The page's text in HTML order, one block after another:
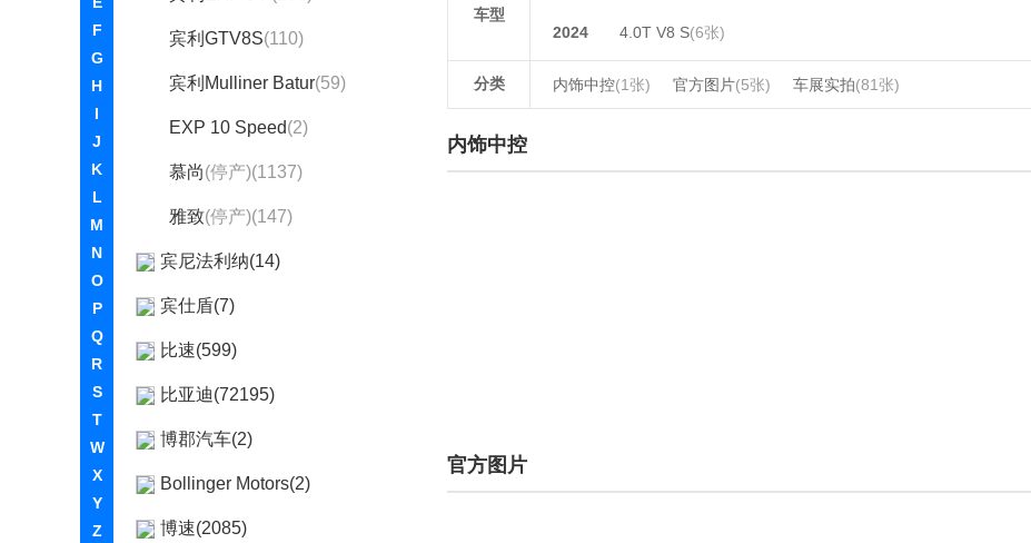
F
G
H
I
J
K
L
M
N
O
P
Q
R
S
T
W
X
Y
Z
宾利GTV8S(110)
宾利Mulliner Batur(59)
EXP 10 Speed(2)
慕尚(停产)(1137)
雅致(停产)(147)
宾尼法利纳(14)
宾仕盾(7)
比速(599)
比亚迪(72195)
博郡汽车(2)
Bollinger Motors(2)
博速(2085)
车型
2024 4.0T V8 S(6张)
分类 内饰中控(1张) 官方图片(5张) 车展实拍(81张)
内饰中控
官方图片